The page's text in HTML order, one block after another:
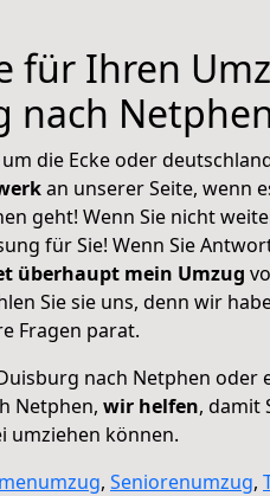
für Ihren
nach
die Ecke oder
an unserer Seite, wenn
geht! Wenn Sie nicht
für Sie! Wenn Sie
überhaupt mein Umzug
Sie sie uns, denn wir
Fragen parat.
nach Netphen oder
Netphen, wir helfen, damit
umziehen können.
, Seniorenumzug,